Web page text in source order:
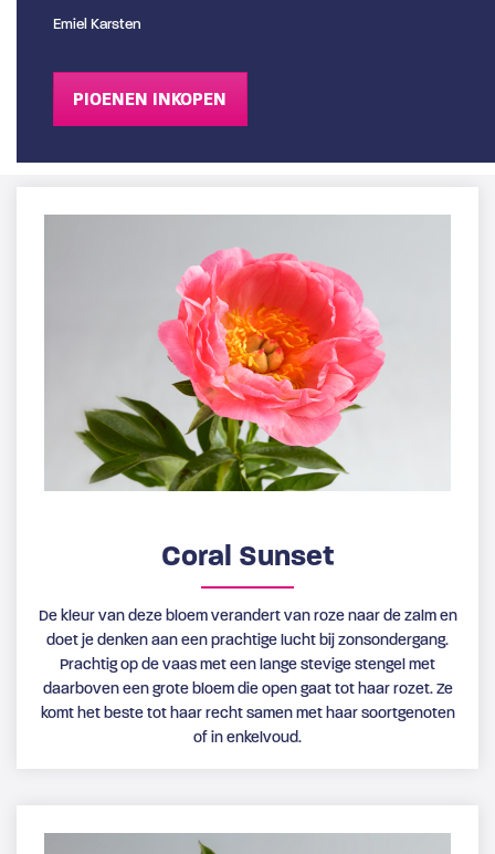
Emiel Karsten
PIOENEN INKOPEN
Coral Sunset
De kleur van deze bloem verandert van roze naar de zalm en
doet je denken aan een prachtige lucht bij zonsondergang.
Prachtig op de vaas met een lange stevige stengel met
daarboven een grote bloem die open gaat tot haar rozet. Ze
komt het beste tot haar recht samen met haar soortgenoten
of in enkelvoud.